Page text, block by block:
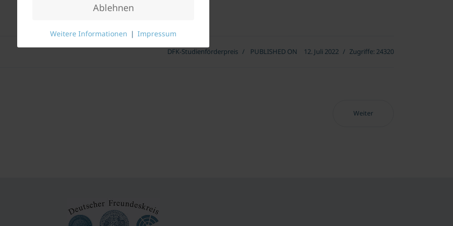
DFK-Studienförderpreis PUBLISHED ON 12. Juli 2022 Zugriffe: 24320
Nächster Beitrag: Jahr 2018
Weiter
Ablehnen
Weitere Informationen | Impressum